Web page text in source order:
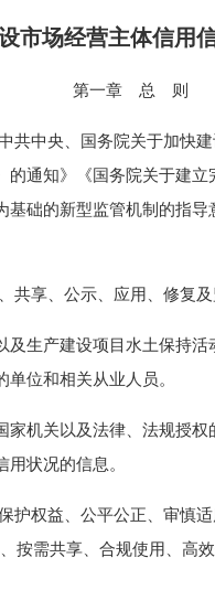
市场经营主体信用
第一章 总 则
中央、国务院关于加快
通知》《国务院关于建
础的新型监管机制的指
享、公示、应用、修复及
产建设项目水土保持活
位和相关从业人员。
关以及法律、法规授权
状况的信息。
益、公平公正、审慎适
按需共享、合规使用、高